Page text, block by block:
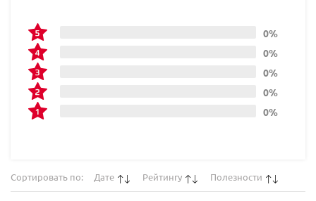
0%
0%
0%
0%
0%
Сортировать по: Дате Рейтингу Полезности